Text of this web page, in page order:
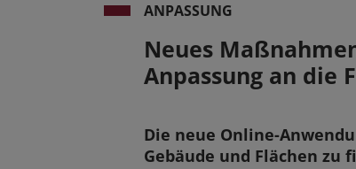
ANPASSUNG
Neues
Anpassung an die
Die neue Online-
Gebäude und Flächen zu